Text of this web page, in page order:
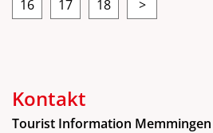
16 17 18 >
Kontakt
Tourist Information Memmingen